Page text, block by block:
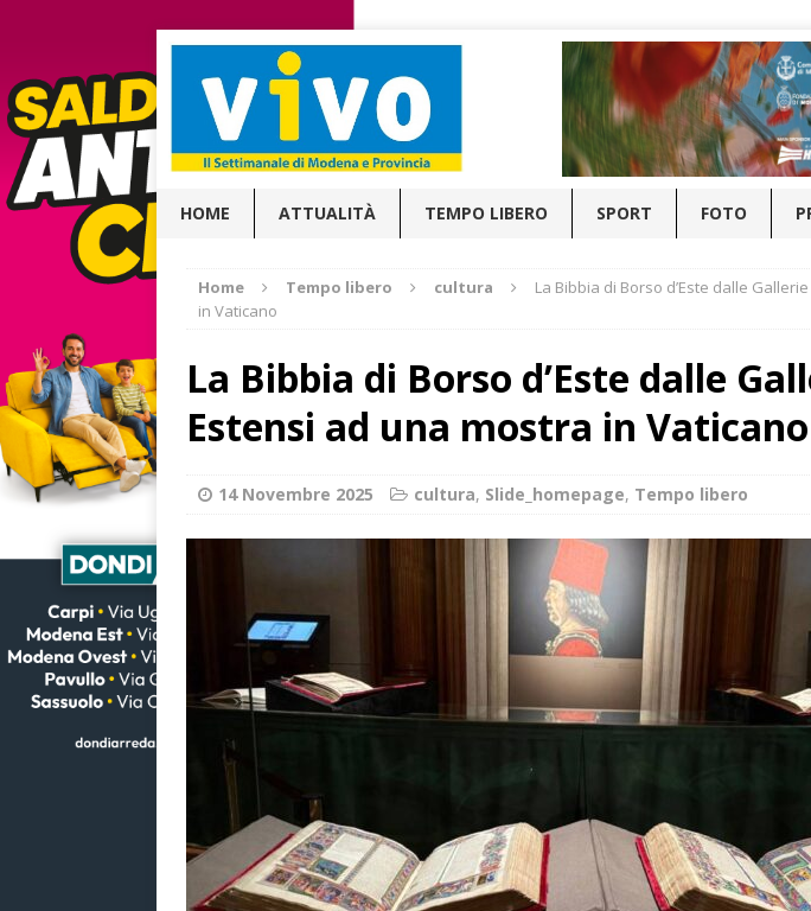
HOME ATTUALITÀ TEMPO LIBERO SPORT FOTO
Home Tempo libero cultura
La Bibbia di Borso d’Este dalle
in Vaticano
La Bibbia di Borso d’Este dalle
Estensi ad una mostra in Vaticano
14 Novembre 2025 cultura, Slide_homepage, Tempo libero